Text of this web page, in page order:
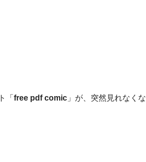
「 free pdf comic 」が、突然見れなくな